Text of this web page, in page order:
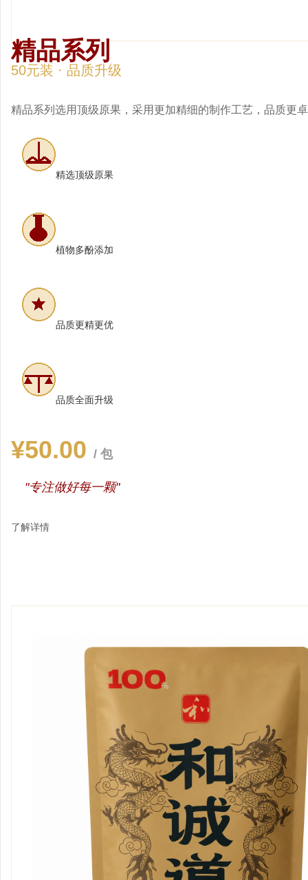
精品系列
50元装 · 品质升级
精品系列选用顶级原果，采用更加精细的制作工艺，品质
精选顶级原果
植物多酚添加
品质更精更优
品质全面升级
¥50.00 / 包
"专注做好每一颗"
了解详情